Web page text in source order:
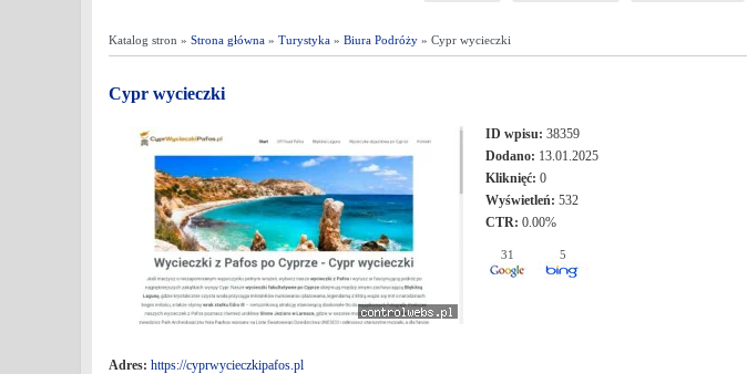
Katalog stron » Strona główna » Turystyka » Biura Podróży » Cypr wycieczki
Cypr wycieczki
ID wpisu: 38359
Dodano: 13.01.2025
Kliknięć: 0
Wyświetleń: 532
CTR: 0.00%
31 5
Adres: https://cyprwycieczkipafos.pl